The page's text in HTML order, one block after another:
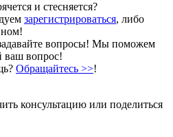
и стесняется?
зарегистрироваться, либо
вопросы! Мы поможем
ваш вопрос!
Обращайтесь >>!
консультацию или поделиться